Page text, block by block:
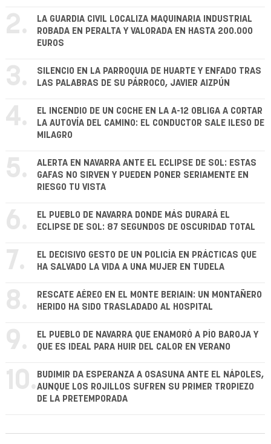
2.
LA GUARDIA CIVIL LOCALIZA MAQUINARIA INDUSTRIAL
ROBADA EN PERALTA Y VALORADA EN HASTA 200.000
EUROS
3.
SILENCIO EN LA PARROQUIA DE HUARTE Y ENFADO TRAS
LAS PALABRAS DE SU PÁRROCO, JAVIER AIZPÚN
4.
EL INCENDIO DE UN COCHE EN LA A-12 OBLIGA A CORTAR
LA AUTOVÍA DEL CAMINO: EL CONDUCTOR SALE ILESO DE
MILAGRO
5.
ALERTA EN NAVARRA ANTE EL ECLIPSE DE SOL: ESTAS
GAFAS NO SIRVEN Y PUEDEN PONER SERIAMENTE EN
RIESGO TU VISTA
6.
EL PUEBLO DE NAVARRA DONDE MÁS DURARÁ EL
ECLIPSE DE SOL: 87 SEGUNDOS DE OSCURIDAD TOTAL
7.
EL DECISIVO GESTO DE UN POLICÍA EN PRÁCTICAS QUE
HA SALVADO LA VIDA A UNA MUJER EN TUDELA
8.
RESCATE AÉREO EN EL MONTE BERIAIN: UN MONTAÑERO
HERIDO HA SIDO TRASLADADO AL HOSPITAL
9.
EL PUEBLO DE NAVARRA QUE ENAMORÓ A PÍO BAROJA Y
QUE ES IDEAL PARA HUIR DEL CALOR EN VERANO
10. BUDIMIR DA ESPERANZA A OSASUNA ANTE EL NÁPOLES,
AUNQUE LOS ROJILLOS SUFREN SU PRIMER TROPIEZO
DE LA PRETEMPORADA